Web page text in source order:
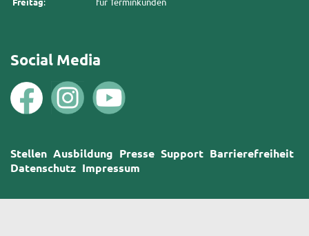
Social Media
Stellen Ausbildung Presse Support Barrierefreiheit
Datenschutz Impressum